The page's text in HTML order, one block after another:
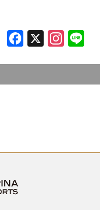
F
e
k
X In
gr